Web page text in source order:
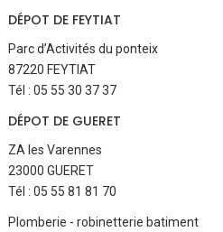
DÉPOT DE FEYTIAT
Parc d’Activités du ponteix
87220 FEYTIAT
Tél : 05 55 30 37 37
DÉPOT DE GUERET
ZA les Varennes
23000 GUERET
Tél : 05 55 81 81 70
Aller
Plomberie - robinetterie batiment